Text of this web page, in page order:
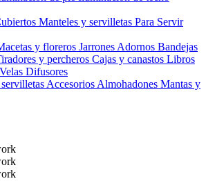
Manteles y servilletas Para Servir
y floreros Jarrones Adornos Bandejas
y percheros Cajas y canastos Libros
Velas Difusores
Accesorios Almohadones Mantas y